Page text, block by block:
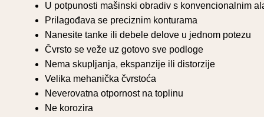
U potpunosti mašinski obradiv s konvencionalnim
Prilagođava se preciznim konturama
Nanesite tanke ili debele delove u jednom potezu
Čvrsto se veže uz gotovo sve podloge
Nema skupljanja, ekspanzije ili distorzije
Velika mehanička čvrstoća
Neverovatna otpornost na toplinu
Ne korozira